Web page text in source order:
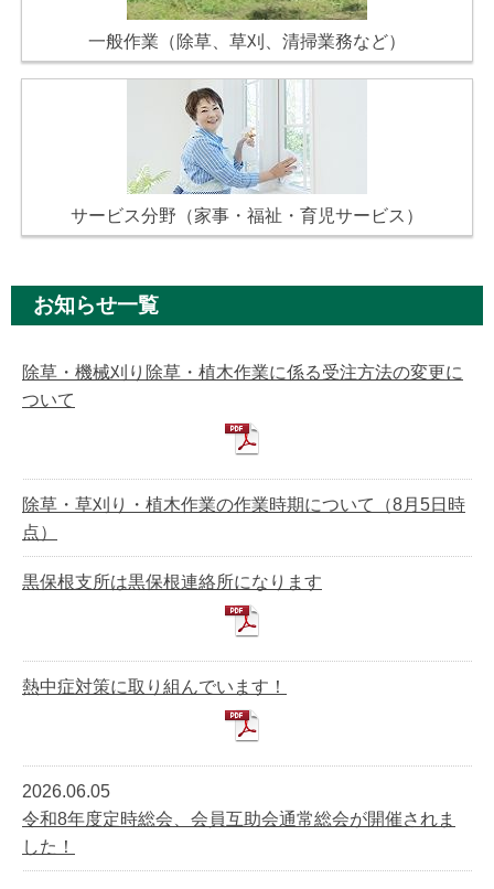
一般作業（除草、草刈、清掃業務など）
サービス分野（家事・福祉・育児サービス）
お知らせ一覧
除草・機械刈り除草・植木作業に係る受注方法の変更に
ついて
除草・草刈り・植木作業の作業時期について（8月5日時
点）
黒保根支所は黒保根連絡所になります
熱中症対策に取り組んでいます！
2026.06.05
令和8年度定時総会、会員互助会通常総会が開催されま
した！